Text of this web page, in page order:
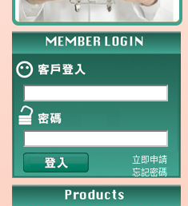
立即申請
忘記密碼